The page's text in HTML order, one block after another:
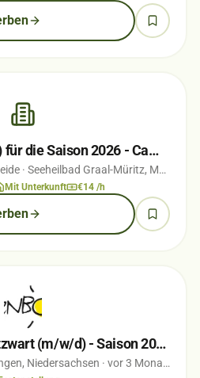
Servicekraft (m/w/d) für die Saison 2026 - Campingplatz direkt an der Ostsee
· Seeheilbad Graal-Müritz, Mecklenburg-Vorpommern
Mit Unterkunft €14 /h
Platztechniker / Platzwart (m/w/d) - Saison 2026
Niedersachsen · vor 3 Monaten